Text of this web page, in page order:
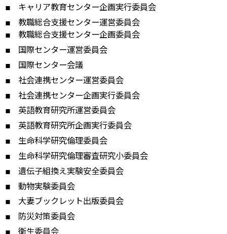
キャリア教育センター企画実行委員会
教職総合支援センター運営委員会
教職総合支援センター企画委員会
国際センター運営委員会
国際センター会議
社会連携センター運営委員会
社会連携センター企画実行委員会
英語教育研究所運営委員会
英語教育研究所企画実行委員会
生命科学研究倫理委員会
生命科学研究倫理審査研究小委員会
遺伝子組換え実験安全委員会
動物実験委員会
大妻ブックレット出版委員会
防災対策委員会
衛生委員会